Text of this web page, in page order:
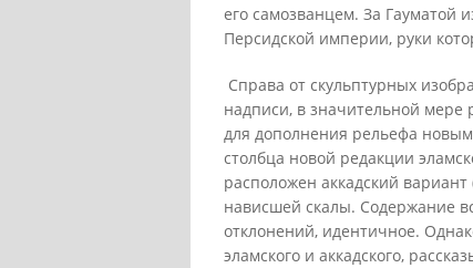
его самозванцем. За Гауматой
Персидской империи, руки
Справа от скульптурных
надписи, в значительной мере
для дополнения рельефа
столбца новой редакции
расположен аккадский
нависшей скалы. Содержание
отклонений, идентичное.
эламского и аккадского,